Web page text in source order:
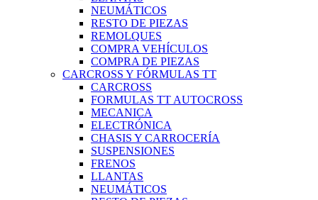
NEUMÁTICOS
RESTO DE PIEZAS
REMOLQUES
COMPRA VEHÍCULOS
COMPRA DE PIEZAS
CARCROSS Y FÓRMULAS TT
CARCROSS
FORMULAS TT AUTOCROSS
MECANICA
ELECTRÓNICA
CHASIS Y CARROCERÍA
SUSPENSIONES
FRENOS
LLANTAS
NEUMÁTICOS